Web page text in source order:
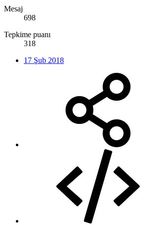
Mesaj
698
Tepkime puanı
318
17 Şub 2018